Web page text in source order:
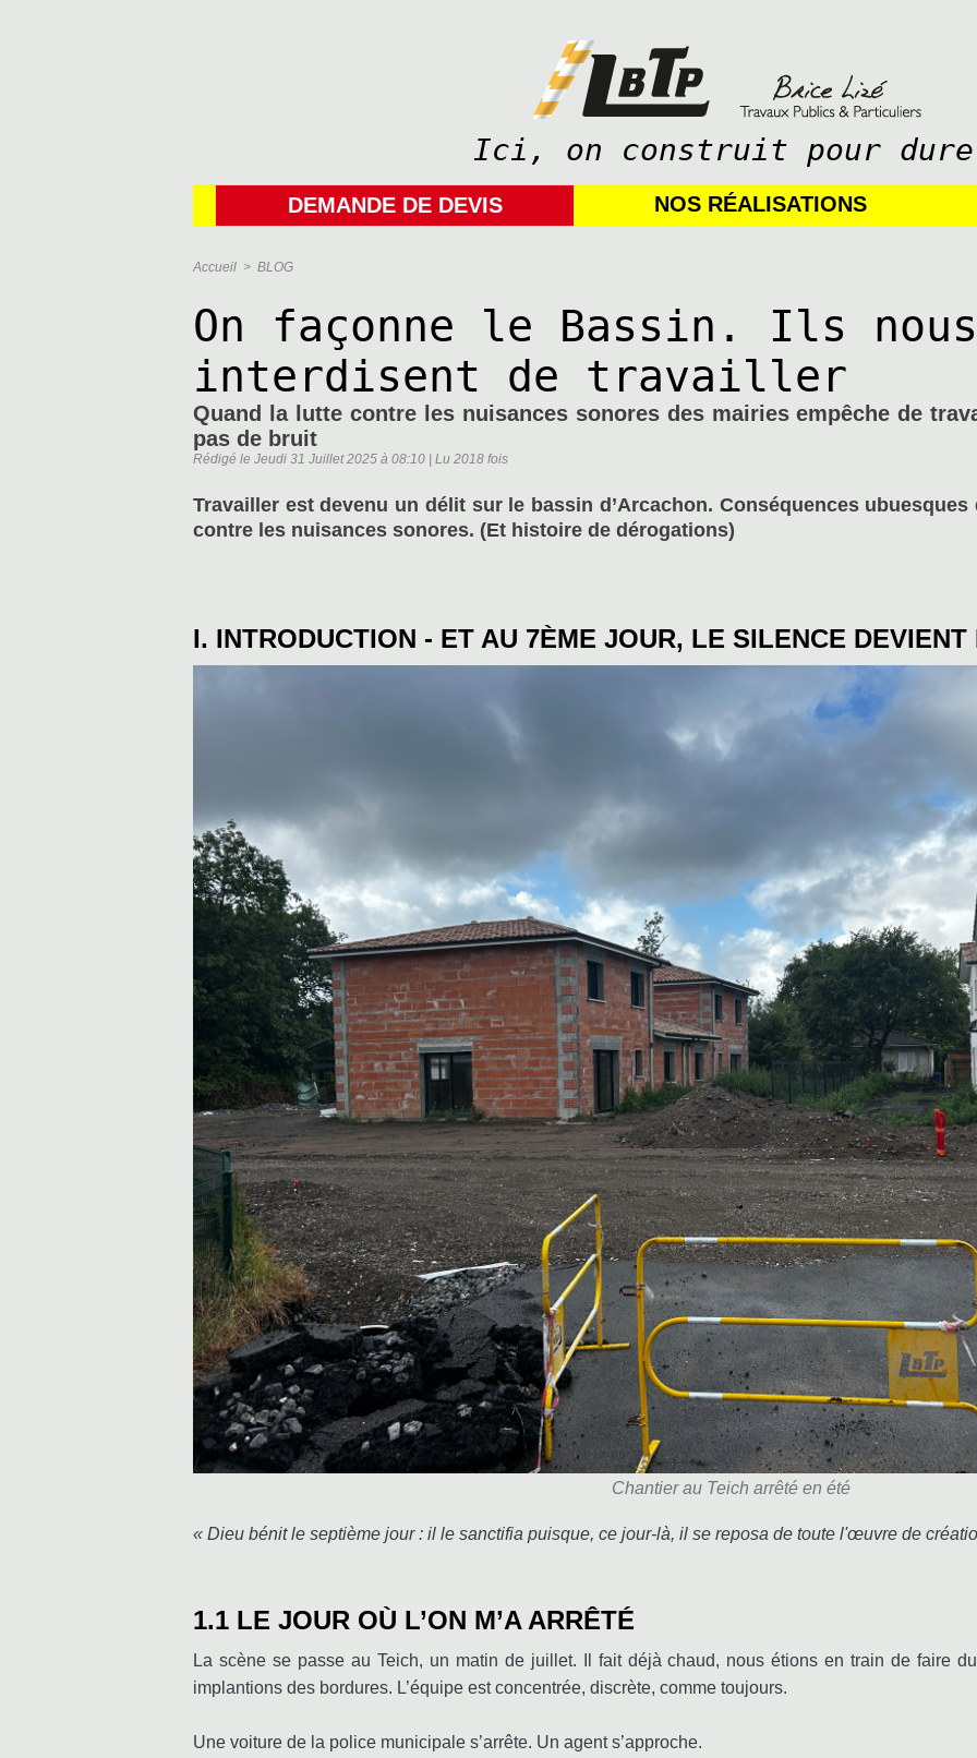
Ici, on construit pour
DEMANDE DE DEVIS NOS RÉALISATIONS
Accueil > BLOG
On façonne le Bassin. Ils nous
interdisent de travailler
Quand la lutte contre les nuisances sonores des mairies empêche de
pas de bruit
Rédigé le Jeudi 31 Juillet 2025 à 08:10 | Lu 2018 fois
Travailler est devenu un délit sur le bassin d’Arcachon. Conséquences
contre les nuisances sonores. (Et histoire de dérogations)
I. INTRODUCTION - ET AU 7ÈME JOUR, LE SILENCE DEVIENT
Chantier au Teich arrêté en été
« Dieu bénit le septième jour : il le sanctifia puisque, ce jour-là, il se reposa de toute l'œuvre de
1.1 LE JOUR OÙ L’ON M’A ARRÊTÉ
La scène se passe au Teich, un matin de juillet. Il fait déjà chaud, nous étions en train de faire
implantions des bordures. L’équipe est concentrée, discrète, comme toujours.
Une voiture de la police municipale s’arrête. Un agent s’approche.